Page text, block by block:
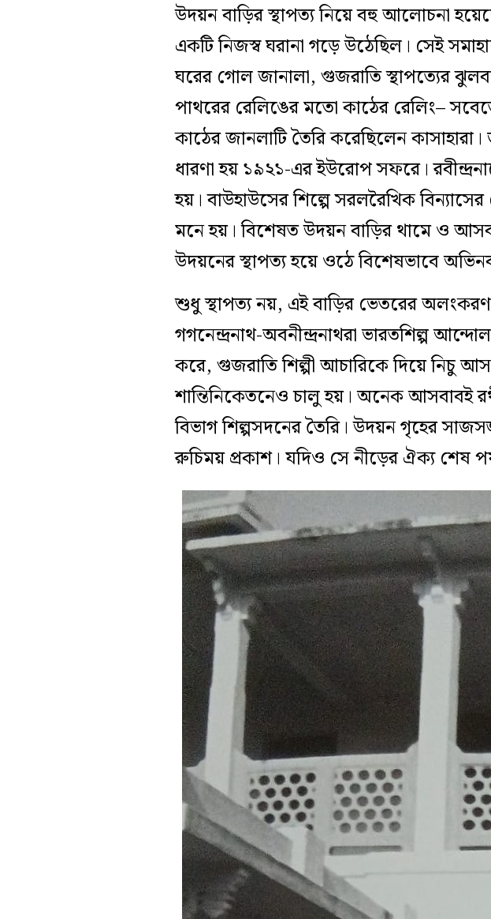
উদয়ন বাড়ির স্থাপত্য নিয়ে বহু আলোচনা
একটি নিজস্ব ঘরানা গড়ে উঠেছিল। সেই
ঘরের গোল জানালা, গুজরাতি স্থাপত্যের
পাথরের রেলিঙের মতো কাঠের রেলিং–
কাঠের জানলাটি তৈরি করেছিলেন কাসাহারা।
ধারণা হয় ১৯২১-এর ইউরোপ সফরে।
হয়। বাউহাউসের শিল্পে সরলরৈখিক
মনে হয়। বিশেষত উদয়ন বাড়ির থামে ও
উদয়নের স্থাপত্য হয়ে ওঠে বিশেষভাবে
শুধু স্থাপত্য নয়, এই বাড়ির ভেতরের
গগনেন্দ্রনাথ-অবনীন্দ্রনাথরা ভারতশিল্প
করে, গুজরাতি শিল্পী আচারিকে দিয়ে নিচু
শান্তিনিকেতনেও চালু হয়। অনেক আসবাবই
বিভাগ শিল্পসদনের তৈরি। উদয়ন গৃহের
রুচিময় প্রকাশ। যদিও সে নীড়ের ঐক্য শেষ